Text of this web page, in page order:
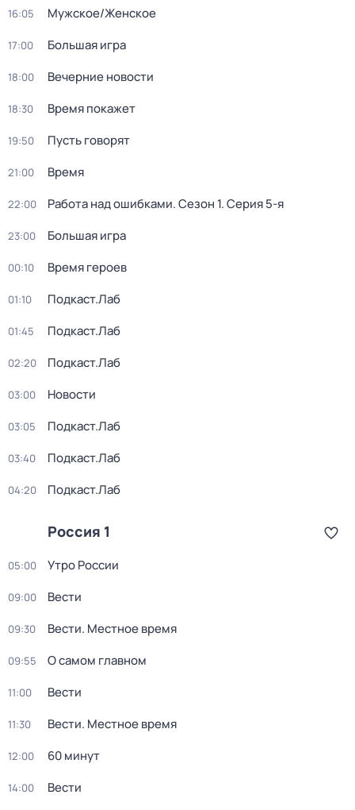
16:05 Мужское/Женское
17:00 Большая игра
18:00 Вечерние новости
18:30 Время покажет
19:50 Пусть говорят
21:00 Время
22:00 Работа над ошибками. Сезон 1. Серия 5-я
23:00 Большая игра
00:10 Время героев
01:10 Подкаст.Лаб
01:45 Подкаст.Лаб
02:20 Подкаст.Лаб
03:00 Новости
03:05 Подкаст.Лаб
03:40 Подкаст.Лаб
04:20 Подкаст.Лаб
Россия 1
05:00 Утро России
09:00 Вести
09:30 Вести. Местное время
09:55 О самом главном
11:00 Вести
11:30 Вести. Местное время
12:00 60 минут
14:00 Вести